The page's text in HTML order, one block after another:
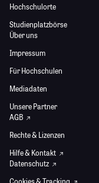
Hochschulorte
Studienplatzbörse
Über uns
Impressum
Für Hochschulen
Mediadaten
Unsere Partner
AGB
Rechte & Lizenzen
Hilfe & Kontakt
Datenschutz